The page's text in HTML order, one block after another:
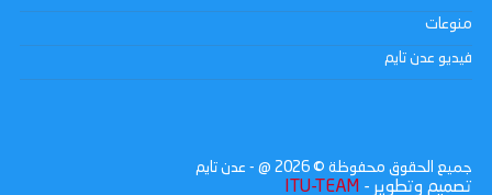
منوعات
فيديو عدن تايم
جميع الحقوق محفوظة © 2026 @ - عدن تايم
تصميم وتطوير - ITU-TEAM